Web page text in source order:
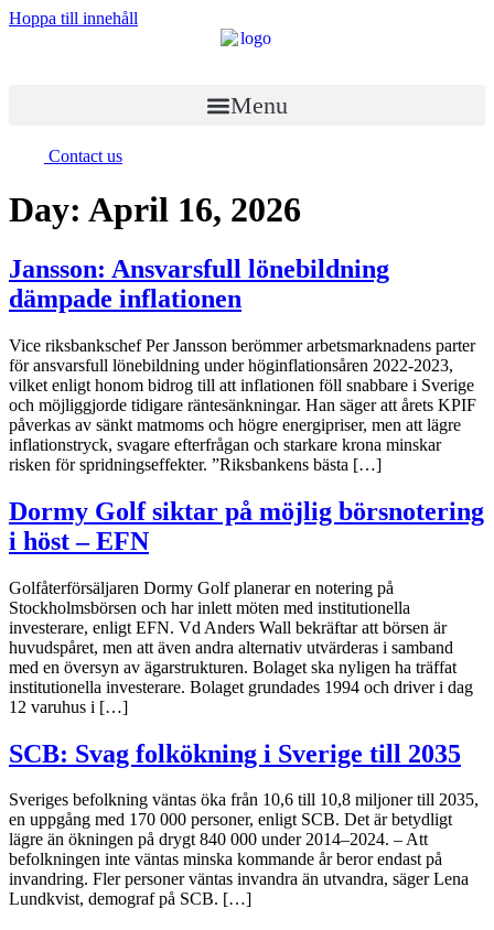
Hoppa till innehåll
Menu
Contact us
Day: April 16, 2026
Jansson: Ansvarsfull lönebildning
dämpade inflationen
Vice riksbankschef Per Jansson berömmer arbetsmarknadens parter
för ansvarsfull lönebildning under höginflationsåren 2022-2023,
vilket enligt honom bidrog till att inflationen föll snabbare i Sverige
och möjliggjorde tidigare räntesänkningar. Han säger att årets KPIF
påverkas av sänkt matmoms och högre energipriser, men att lägre
inflationstryck, svagare efterfrågan och starkare krona minskar
risken för spridningseffekter. ”Riksbankens bästa […]
Dormy Golf siktar på möjlig börsnotering
i höst – EFN
Golfåterförsäljaren Dormy Golf planerar en notering på
Stockholmsbörsen och har inlett möten med institutionella
investerare, enligt EFN. Vd Anders Wall bekräftar att börsen är
huvudspåret, men att även andra alternativ utvärderas i samband
med en översyn av ägarstrukturen. Bolaget ska nyligen ha träffat
institutionella investerare. Bolaget grundades 1994 och driver i dag
12 varuhus i […]
SCB: Svag folkökning i Sverige till 2035
Sveriges befolkning väntas öka från 10,6 till 10,8 miljoner till 2035,
en uppgång med 170 000 personer, enligt SCB. Det är betydligt
lägre än ökningen på drygt 840 000 under 2014–2024. – Att
befolkningen inte väntas minska kommande år beror endast på
invandring. Fler personer väntas invandra än utvandra, säger Lena
Lundkvist, demograf på SCB. […]